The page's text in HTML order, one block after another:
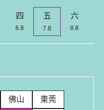
四 五 六
6.8 7.8 8.8
佛山 東莞